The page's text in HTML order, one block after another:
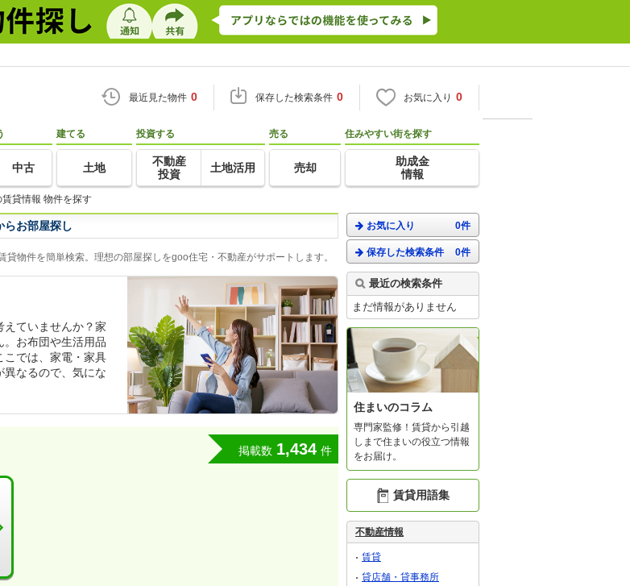
最近見た物件 0 保存した検索条件 0 お気に入り 0
中古
建てる
土地
投資する
不動産
投資
土地活用
売る
売却
住みやすい街を探す
助成金
情報
貸情報 物件を探す
らお部屋探し
物件を簡単検索。理想の部屋探しをgoo住宅・不動産がサポートします。
ていませんか？家
お布団や生活用品
こでは、家電・家具
なるので、気にな
掲載数 1,434 件
お気に入り 0件
保存した検索条件 0件
最近の検索条件
まだ情報がありません
住まいのコラム
専門家監修！賃貸から引越
しまで住まいの役立つ情報
をお届け。
賃貸用語集
不動産情報
賃貸
貸店舗・貸事務所